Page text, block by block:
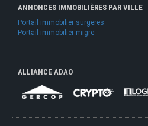
ANNONCES IMMOBILIÈRES PAR VILLE
Portail immobilier surgeres
Portail immobilier migre
ALLIANCE ADAO